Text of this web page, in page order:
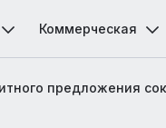
Коммерческая
предложения